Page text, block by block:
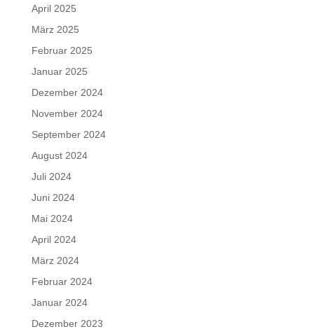
April 2025
März 2025
Februar 2025
Januar 2025
Dezember 2024
November 2024
September 2024
August 2024
Juli 2024
Juni 2024
Mai 2024
April 2024
März 2024
Februar 2024
Januar 2024
Dezember 2023